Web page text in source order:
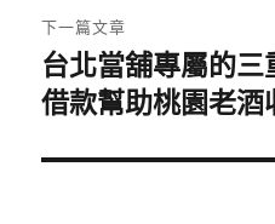
章:
下一篇文章
下
一
文
台北當舖專屬的
借款幫助桃園老酒